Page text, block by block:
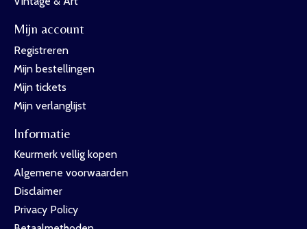
Mijn account
Registreren
Mijn bestellingen
Mijn tickets
Mijn verlanglijst
Informatie
Keurmerk vellig kopen
Algemene voorwaarden
Disclaimer
Privacy Policy